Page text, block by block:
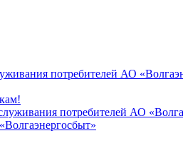
потребителей АО
потребителей АО